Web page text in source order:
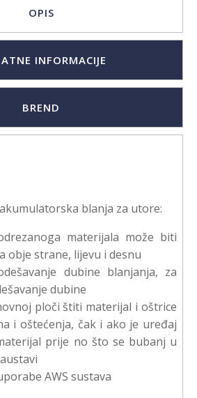
OPIS
INFORMACIJE
BREND
akumulatorska blanja za utore:
materijala može biti
obje strane, lijevu i desnu
dubine blanjanja, za
dubine
ploči štiti materijal i oštrice
i oštećenja, čak i ako je uređaj
prije no što se bubanj u
AWS sustava